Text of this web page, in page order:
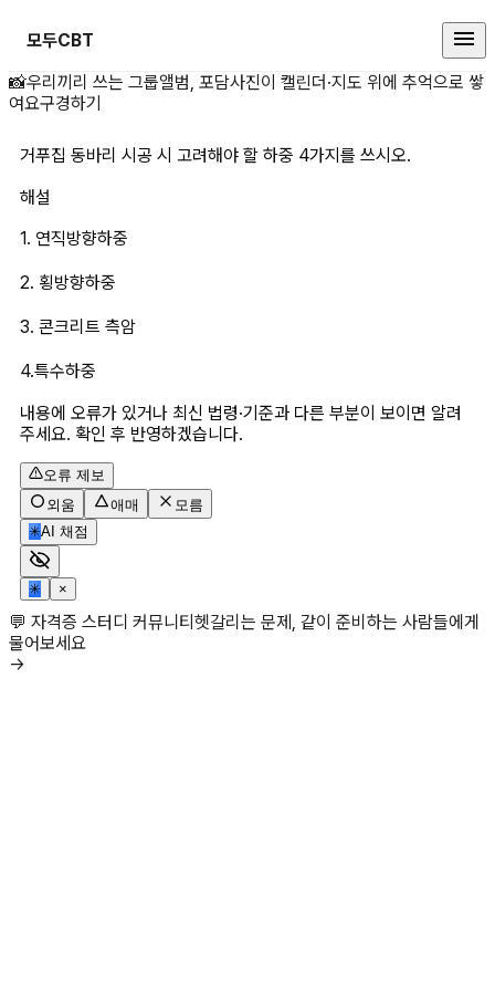
모두CBT
거푸집 동바리 시공 시 고려해야
📸우리끼리 쓰는 그룹앨범, 포담사진이 캘린더·지도 위에 추억으로 쌓
여요구경하기
거푸집 동바리 시공 시 고려해야 할 하중 4가지를 쓰시오.
해설
1. 연직방향하중
2. 횡방향하중
3. 콘크리트 측암
4.특수하중
내용에 오류가 있거나 최신 법령·기준과 다른 부분이 보이면 알려
주세요. 확인 후 반영하겠습니다.
오류 제보
외움
애매
모름
✳AI 채점
✳ ×
💬 자격증 스터디 커뮤니티헷갈리는 문제, 같이 준비하는 사람들에게
물어보세요
→